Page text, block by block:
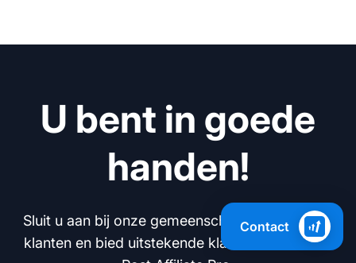
U bent in goede
handen!
Sluit u aan bij onze gemeenschap van tevreden
klanten en bied uitstekende klantenservice met
Contact